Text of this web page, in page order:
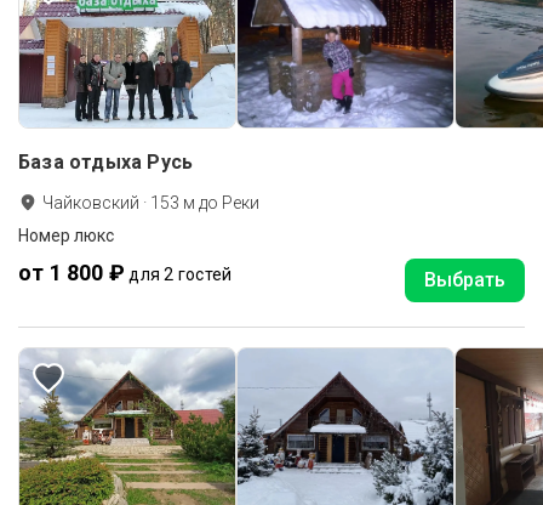
База отдыха Русь
Чайковский · 153 м до Реки
Номер люкс
от 1 800 ₽ для 2 гостей Выбрать